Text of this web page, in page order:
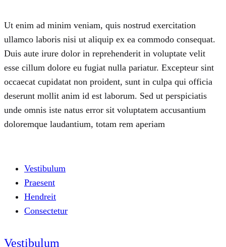
Ut enim ad minim veniam, quis nostrud exercitation
ullamco laboris nisi ut aliquip ex ea commodo consequat.
Duis aute irure dolor in reprehenderit in voluptate velit
esse cillum dolore eu fugiat nulla pariatur. Excepteur sint
occaecat cupidatat non proident, sunt in culpa qui officia
deserunt mollit anim id est laborum. Sed ut perspiciatis
unde omnis iste natus error sit voluptatem accusantium
doloremque laudantium, totam rem aperiam
Vestibulum
Praesent
Hendreit
Consectetur
Vestibulum